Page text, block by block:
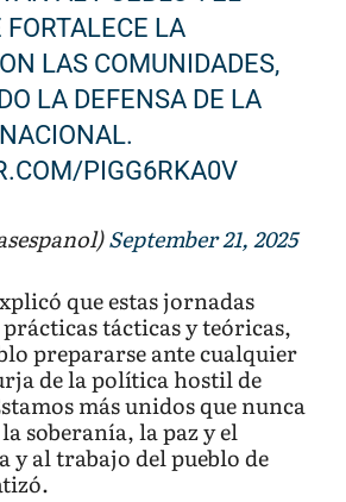
FORTALECE LA
LAS COMUNIDADES,
LA DEFENSA DE LA
PIGG6RKA0V
September 21, 2025
que estas jornadas
tácticas y teóricas,
prepararse ante cualquier
de la política hostil de
más unidos que nunca
soberanía, la paz y el
y al trabajo del pueblo de